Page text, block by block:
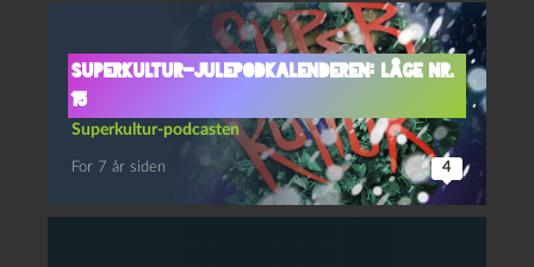
Superkultur-julepodkalenderen: Låge nr.
15
Superkultur-podcasten
For 7 år siden 4